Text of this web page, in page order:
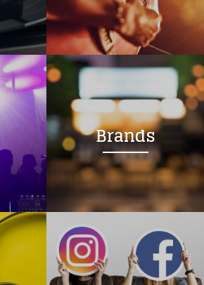
Brands